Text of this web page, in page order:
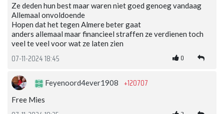
Ze deden hun best maar waren niet goed genoeg vandaag
Allemaal onvoldoende
Hopen dat het tegen Almere beter gaat
anders allemaal maar financieel straffen ze verdienen toch
veel te veel voor wat ze laten zien
07-11-2024 18:45 0
Feyenoord4ever1908 +120707
Free Mies